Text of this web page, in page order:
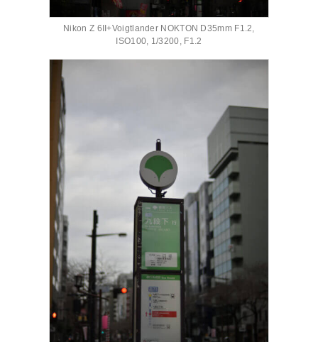
Nikon Z 6II+Voigtlander NOKTON D35mm F1.2,
ISO100, 1/3200, F1.2